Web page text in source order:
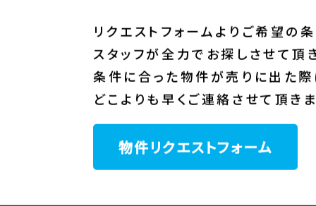
見つかりましたでしょうか？
リクエストフォームよりご希望の
スタッフが全力でお探しさせて頂
条件に合った物件が売りに出た際
どこよりも早くご連絡させて頂き